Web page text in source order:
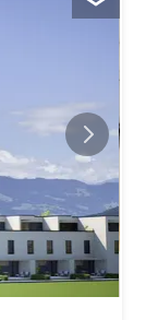
au
idéal
showroom,
en